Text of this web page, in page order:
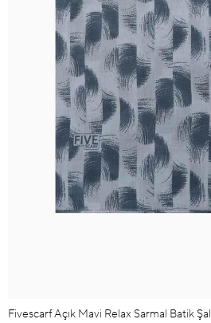
Fivescarf Açık Mavi Relax Sarmal Batik Şal